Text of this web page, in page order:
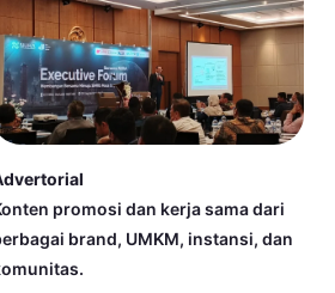
promosi dan kerja sama dari
brand, UMKM, instansi, dan